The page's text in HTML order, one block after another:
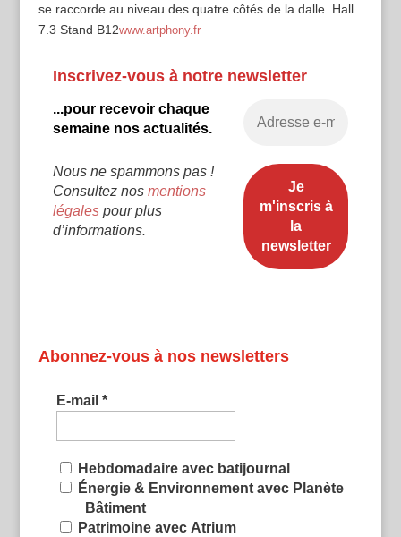
se raccorde au niveau des quatre côtés de la dalle. Hall
7.3 Stand B12www.artphony.fr
Inscrivez-vous à notre newsletter
...pour recevoir chaque
semaine nos actualités.
Nous ne spammons pas !
Consultez nos mentions
légalespour plus
d’informations.
Abonnez-vous à nos newsletters
E-mail *
Hebdomadaire avec batijournal
Énergie & Environnement avec Planète
Bâtiment
Patrimoine avec Atrium